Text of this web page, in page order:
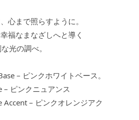
心まで照らすように。
福なまなざしへと導く
光の調べ。
– ピンクホワイトベース。
– ピンクニュアンス
– ピンクオレンジアク